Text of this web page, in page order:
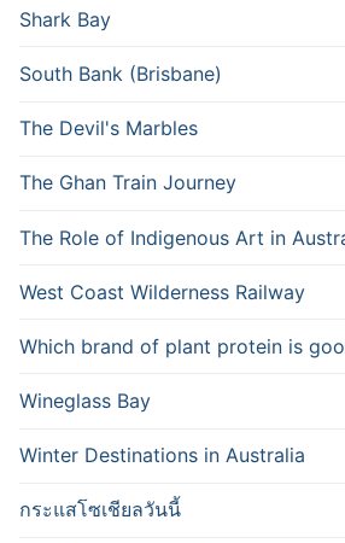
Shark Bay
South Bank (Brisbane)
The Devil's Marbles
The Ghan Train Journey
The Role of Indigenous Art in
West Coast Wilderness Railway
Which brand of plant protein is
Wineglass Bay
Winter Destinations in Australia
กระแสโซเชียลวันนี้